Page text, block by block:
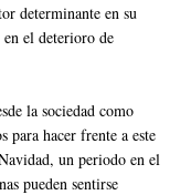
determinante en su
en el deterioro de
la sociedad como
para hacer frente a este
un periodo en el
pueden sentirse